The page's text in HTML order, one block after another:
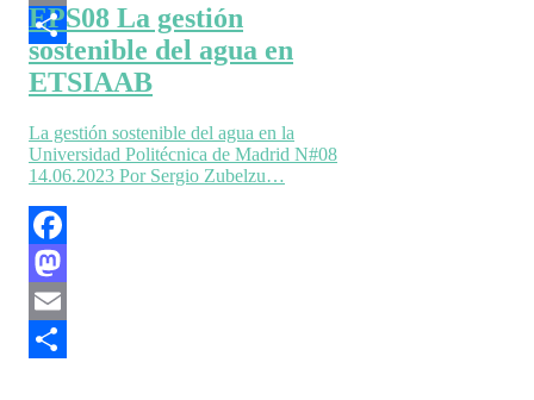
Email
Compartir
EPS08 La gestión
sostenible del agua en
ETSIAAB
La gestión sostenible del agua en la
Universidad Politécnica de Madrid N#08
14.06.2023 Por Sergio Zubelzu…
Facebook
Mastodon
Email